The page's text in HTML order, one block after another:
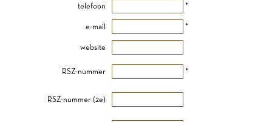
telefoon *
e-mail *
website
RSZ-nummer *
RSZ-nummer (2e)